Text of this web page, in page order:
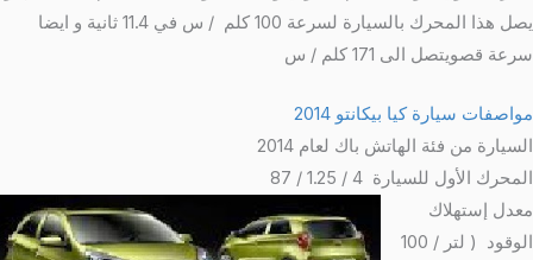
يصل هذا المحرك بالسيارة لسرعة 100 كلم / س في 11.4 ثانية و ايضا
سرعة قصويتصل الى 171 كلم / س
مواصفات سيارة كيا بيكانتو 2014
السيارة من فئة الهاتش باك لعام 2014
المحرك الأول للسيارة 4 / 1.25 / 87
معدل إستهلاك
الوقود ( لتر / 100